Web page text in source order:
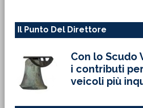
Il Punto Del Direttore
Con lo Scudo
i contributi
veicoli più